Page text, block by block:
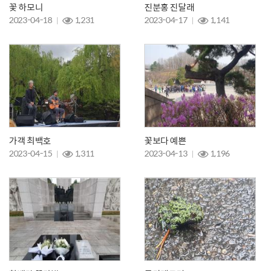
꽃 하모니
2023-04-18
1,231
진분홍 진달래
2023-04-17
1,141
가객 최백호
2023-04-15
1,311
꽃보다 예쁜
2023-04-13
1,196